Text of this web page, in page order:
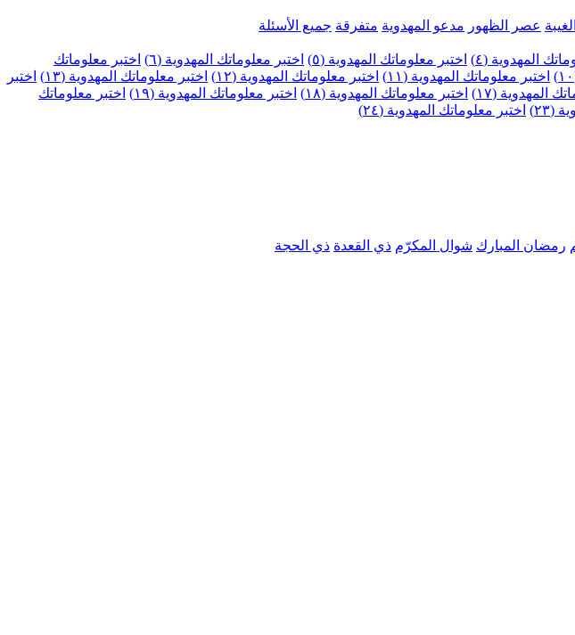
عصر الظهور مدعو المهدوية متفرقة جميع الأسئلة
المهدوية (٤) اختبر معلوماتك المهدوية (٥) اختبر معلوماتك المهدوية (٦)
اختبر معلوماتك
اختبر معلوماتك المهدوية (١١) اختبر معلوماتك المهدوية (١٢) اختبر معلوماتك المهدوية (١٣)
اختبر
المهدوية (١٧) اختبر معلوماتك المهدوية (١٨) اختبر معلوماتك المهدوية (١٩)
اختبر معلوماتك
(٢٣)
اختبر معلوماتك المهدوية (٢٤)
رمضان المبارك شوال المكرّم ذي القعدة ذي الحجة